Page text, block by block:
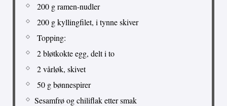
200 g ramen-nudler
200 g kyllingfilet, i tynne skiver
Topping:
2 bløtkokte egg, delt i to
2 vårløk, skivet
50 g bønnespirer
Sesamfrø og chiliflak etter smak